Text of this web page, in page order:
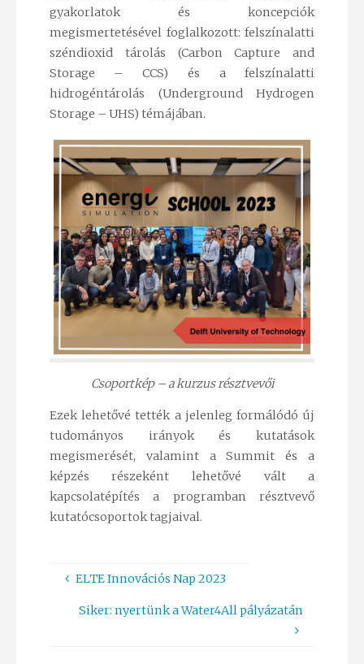
gyakorlatok és koncepciók
megismertetésével foglalkozott: felszínalatti
széndioxid tárolás (Carbon Capture and
Storage – CCS) és a felszínalatti
hidrogéntárolás (Underground Hydrogen
Storage – UHS) témájában.
Csoportkép – a kurzus résztvevői
Ezek lehetővé tették a jelenleg formálódó új
tudományos irányok és kutatások
megismerését, valamint a Summit és a
képzés részeként lehetővé vált a
kapcsolatépítés a programban résztvevő
kutatócsoportok tagjaival.
ELTE Innovációs Nap 2023
Siker: nyertünk a Water4All pályázatán